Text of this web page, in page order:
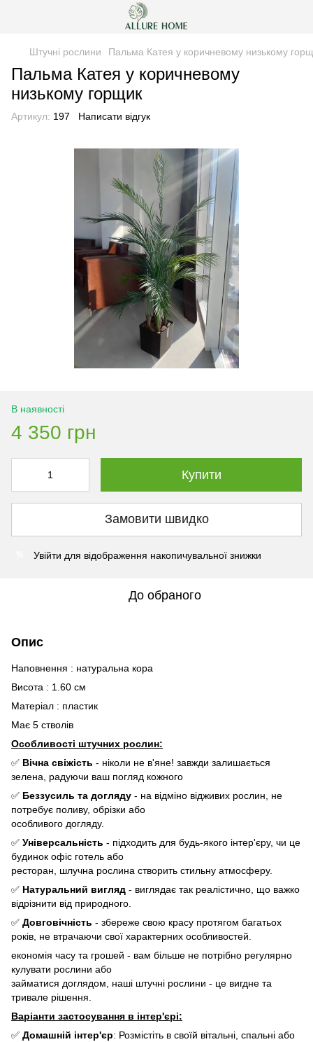
Штучні рослини Пальма Катея у коричневому низькому
Пальма Катея у коричневому
низькому горщик
Артикул: 197 Написати відгук
В наявності
4 350 грн
Купити
Замовити швидко
Увійти для відображення накопичувальної знижки
До обраного
Опис
Наповнення : натуральна кора
Висота : 1.60 см
Матеріал : пластик
Maє 5 стволів
Особливості штучних рослин:
✅ Вічна свіжість - ніколи не в'яне! завжди залишається
зелена, радуючи ваш погляд кожного
✅ Беззусиль та догляду - на відміно відживих рослин, не
потребує поливу, обрізки або
особливого догляду.
✅ Універсальність - підходить для будь-якого інтер'єру, чи це
будинок офіс готель або
ресторан, шлучна рослина створить стильну атмосферу.
✅ Натуральний вигляд - виглядає так реалістично, що важко
відрізнити від природного.
✅ Довговічність - збереже свою красу протягом багатьох
років, не втрачаючи свої характерних особливостей.
економія часу та грошей - вам більше не потрібно регулярно
кулувати рослини або
займатися доглядом, наші штучні рослини - це вигдне та
тривале рішення.
Варіанти застосування в інтер'єрі:
✅ Домашній інтер'єр: Розмістіть в своїй вітальні, спальні або